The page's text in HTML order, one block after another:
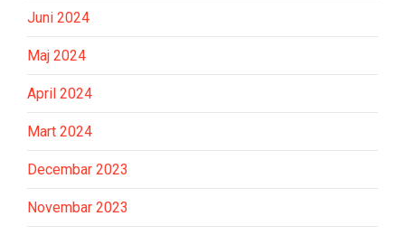
Juni 2024
Maj 2024
April 2024
Mart 2024
Decembar 2023
Novembar 2023